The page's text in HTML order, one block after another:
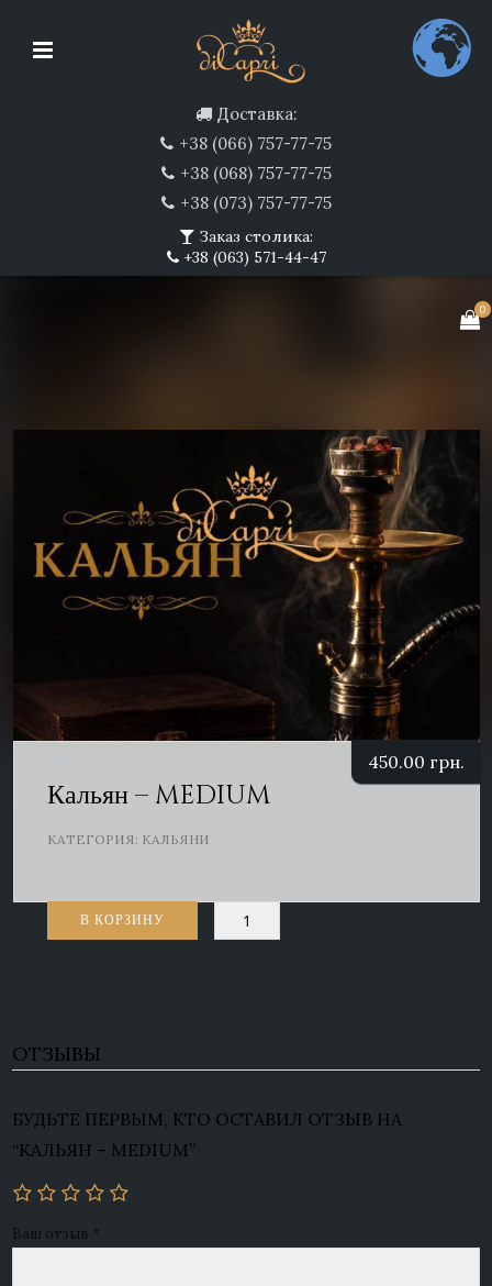
Доставка:
+38 (066) 757-77-75
+38 (068) 757-77-75
+38 (073) 757-77-75
Заказ столика:
+38 (063) 571-44-47
0
Кальян – MEDIUM
450.00 грн.
КАТЕГОРИЯ: КАЛЬЯНИ
Количество
товара
Кальян
В КОРЗИНУ
ОТЗЫВЫ
БУДЬТЕ ПЕРВЫМ, КТО ОСТАВИЛ ОТЗЫВ НА
“КАЛЬЯН – MEDIUM”
Ваш отзыв *